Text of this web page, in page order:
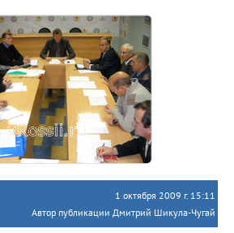
1 октября 2009 г. 15:11
Автор публикации Дмитрий Шикула-Чугай